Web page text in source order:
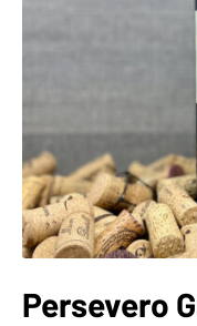
Persevero